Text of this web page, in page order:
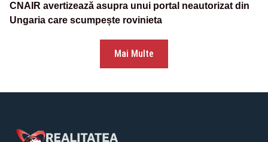
CNAIR avertizează asupra unui portal neautorizat din
Ungaria care scumpește rovinieta
Mai Multe